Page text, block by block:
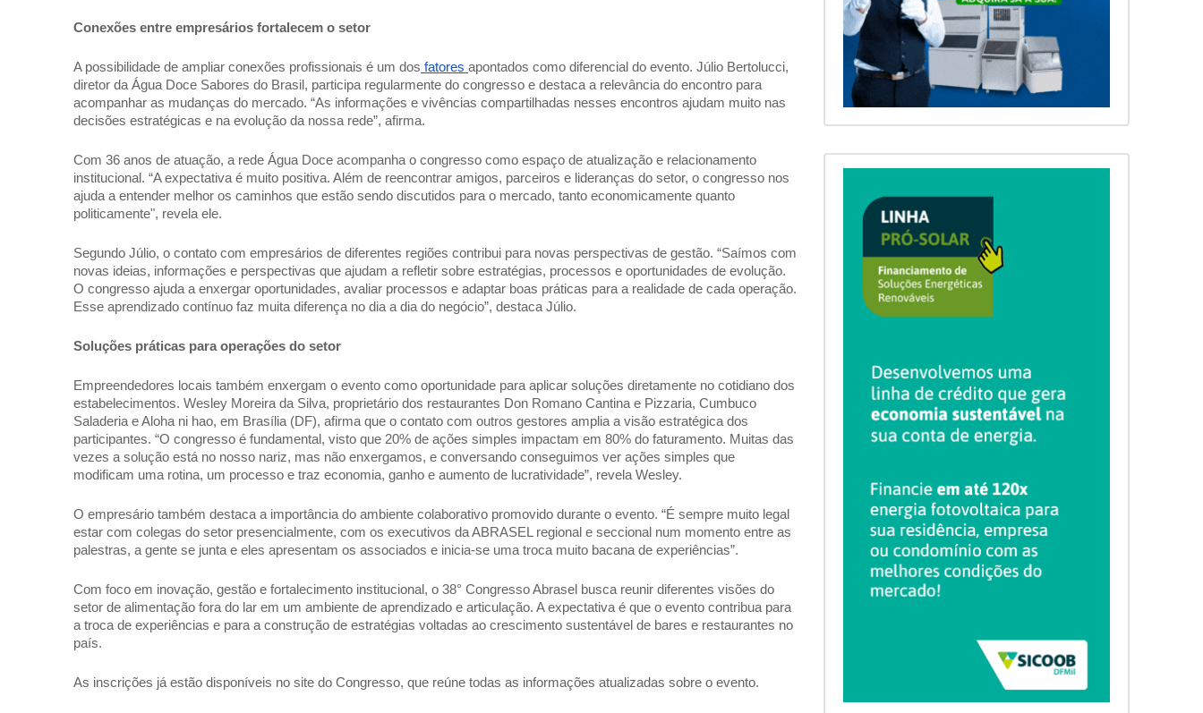
Conexões entre empresários fortalecem o setor
A possibilidade de ampliar conexões profissionais é um dos fatores apontados como diferencial do evento. Júlio Bertolucci,
diretor da Água Doce Sabores do Brasil, participa regularmente do congresso e destaca a relevância do encontro para
acompanhar as mudanças do mercado. “As informações e vivências compartilhadas nesses encontros ajudam muito nas
decisões estratégicas e na evolução da nossa rede”, afirma.
Com 36 anos de atuação, a rede Água Doce acompanha o congresso como espaço de atualização e relacionamento
institucional. “A expectativa é muito positiva. Além de reencontrar amigos, parceiros e lideranças do setor, o congresso nos
ajuda a entender melhor os caminhos que estão sendo discutidos para o mercado, tanto economicamente quanto
politicamente", revela ele.
Segundo Júlio, o contato com empresários de diferentes regiões contribui para novas perspectivas de gestão. “Saímos com
novas ideias, informações e perspectivas que ajudam a refletir sobre estratégias, processos e oportunidades de evolução.
O congresso ajuda a enxergar oportunidades, avaliar processos e adaptar boas práticas para a realidade de cada operação.
Esse aprendizado contínuo faz muita diferença no dia a dia do negócio”, destaca Júlio.
Soluções práticas para operações do setor
Empreendedores locais também enxergam o evento como oportunidade para aplicar soluções diretamente no cotidiano dos
estabelecimentos. Wesley Moreira da Silva, proprietário dos restaurantes Don Romano Cantina e Pizzaria, Cumbuco
Saladeria e Aloha ni hao, em Brasília (DF), afirma que o contato com outros gestores amplia a visão estratégica dos
participantes. “O congresso é fundamental, visto que 20% de ações simples impactam em 80% do faturamento. Muitas das
vezes a solução está no nosso nariz, mas não enxergamos, e conversando conseguimos ver ações simples que
modificam uma rotina, um processo e traz economia, ganho e aumento de lucratividade”, revela Wesley.
O empresário também destaca a importância do ambiente colaborativo promovido durante o evento. “É sempre muito legal
estar com colegas do setor presencialmente, com os executivos da ABRASEL regional e seccional num momento entre as
palestras, a gente se junta e eles apresentam os associados e inicia-se uma troca muito bacana de experiências”.
Com foco em inovação, gestão e fortalecimento institucional, o 38° Congresso Abrasel busca reunir diferentes visões do
setor de alimentação fora do lar em um ambiente de aprendizado e articulação. A expectativa é que o evento contribua para
a troca de experiências e para a construção de estratégias voltadas ao crescimento sustentável de bares e restaurantes no
país.
As inscrições já estão disponíveis no site do Congresso, que reúne todas as informações atualizadas sobre o evento.